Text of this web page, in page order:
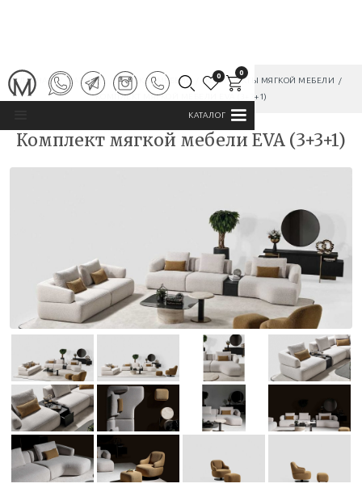
0 0
КАТАЛОГ
ГЛАВНАЯ / КАТАЛОГ / МЯГКАЯ МЕБЕЛЬ КОМПЛЕКТЫ МЯГКОЙ МЕБЕЛИ
/
КОМПЛЕКТ МЯГКОЙ МЕБЕЛИ EVA (3+3+1)
Комплект мягкой мебели EVA (3+3+1)